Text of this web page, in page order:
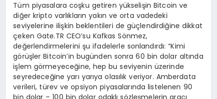
Tüm piyasalara coşku getiren yükselişin Bitcoin ve
diğer kripto varlıkların yakın ve orta vadedeki
seviyelerine ilişkin beklentileri de güçlendirdiğine dikkat
çeken Gate.TR CEO’su Kafkas Sönmez,
değerlendirmelerini şu ifadelerle sonlandırdı: “Kimi
görüşler Bitcoin’in bugünden sonra 60 bin dolar altında
işlem görmeyeceğine, hep bu seviyenin üzerinde
seyredeceğine yarı yarıya olasılık veriyor. Amberdata
verileri, türev ve opsiyon piyasalarında listelenen 90